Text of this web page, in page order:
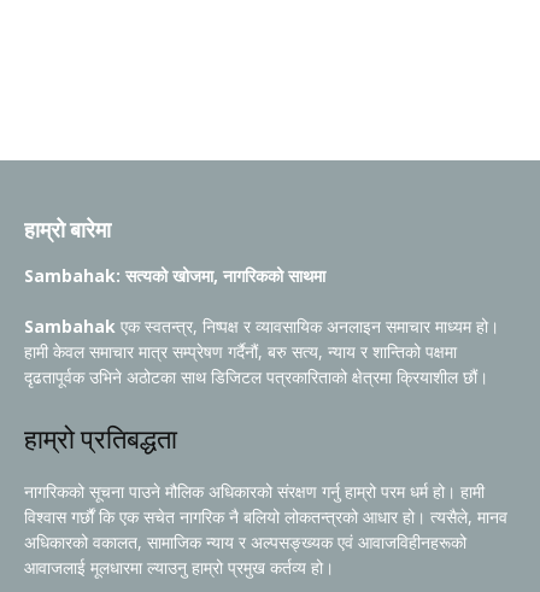
हाम्रो बारेमा
Sambahak: सत्यको खोजमा, नागरिकको साथमा
Sambahak एक स्वतन्त्र, निष्पक्ष र व्यावसायिक अनलाइन समाचार माध्यम हो।
हामी केवल समाचार मात्र सम्प्रेषण गर्दैनौं, बरु सत्य, न्याय र शान्तिको पक्षमा
दृढतापूर्वक उभिने अठोटका साथ डिजिटल पत्रकारिताको क्षेत्रमा क्रियाशील छौं।
हाम्रो प्रतिबद्धता
नागरिकको सूचना पाउने मौलिक अधिकारको संरक्षण गर्नु हाम्रो परम धर्म हो। हामी
विश्वास गर्छौं कि एक सचेत नागरिक नै बलियो लोकतन्त्रको आधार हो। त्यसैले, मानव
अधिकारको वकालत, सामाजिक न्याय र अल्पसङ्ख्यक एवं आवाजविहीनहरूको
आवाजलाई मूलधारमा ल्याउनु हाम्रो प्रमुख कर्तव्य हो।